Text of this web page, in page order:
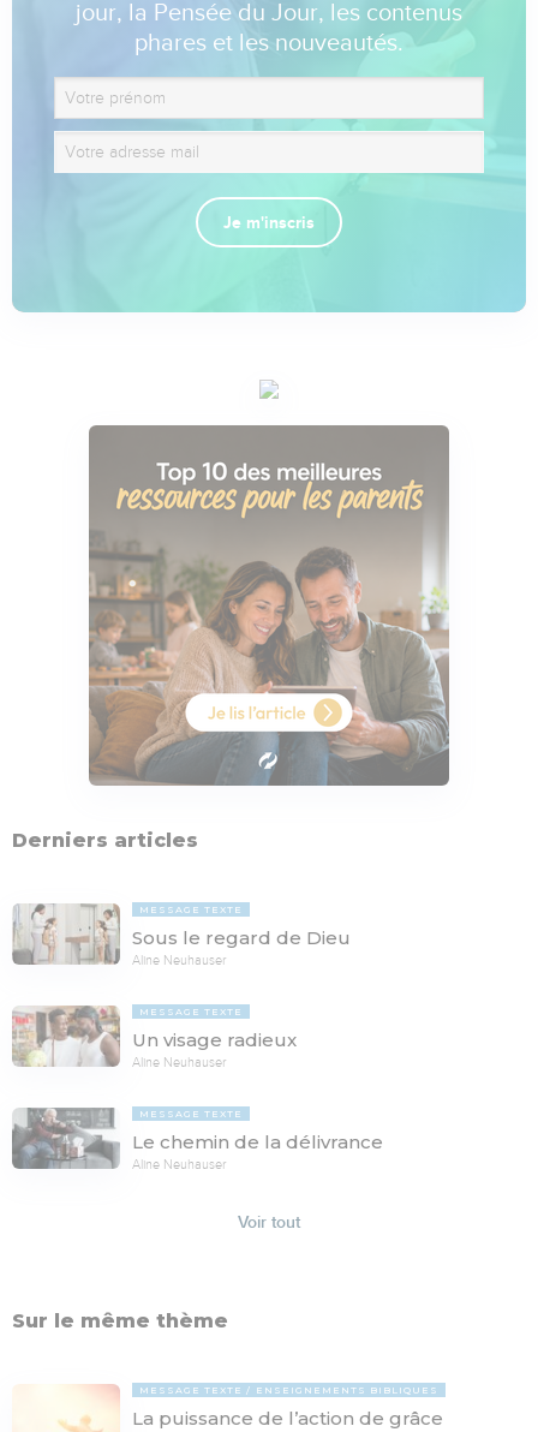
jour, la Pensée du Jour, les contenus
phares et les nouveautés.
Je m'inscris
Derniers articles
MESSAGE TEXTE
Sous le regard de Dieu
Aline Neuhauser
MESSAGE TEXTE
Un visage radieux
Aline Neuhauser
MESSAGE TEXTE
Le chemin de la délivrance
Aline Neuhauser
Voir tout
Sur le même thème
MESSAGE TEXTE ENSEIGNEMENTS BIBLIQUES
La puissance de l’action de grâce